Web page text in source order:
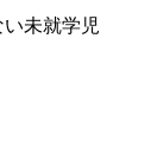
未就学児